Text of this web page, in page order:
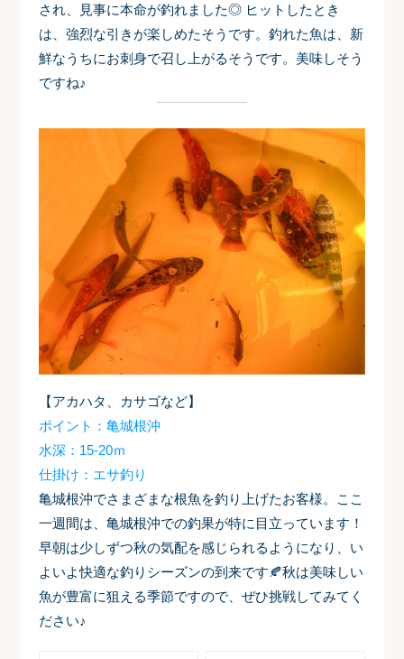
され、見事に本命が釣れました◎ ヒットしたとき
は、強烈な引きが楽しめたそうです。釣れた魚は、新
鮮なうちにお刺身で召し上がるそうです。美味しそう
ですね♪
【アカハタ、カサゴなど】
ポイント：亀城根沖
水深：15-20ｍ
仕掛け：エサ釣り
亀城根沖でさまざまな根魚を釣り上げたお客様。ここ
一週間は、亀城根沖での釣果が特に目立っています！
早朝は少しずつ秋の気配を感じられるようになり、い
よいよ快適な釣りシーズンの到来です🍂秋は美味しい
魚が豊富に狙える季節ですので、ぜひ挑戦してみてく
ださい♪